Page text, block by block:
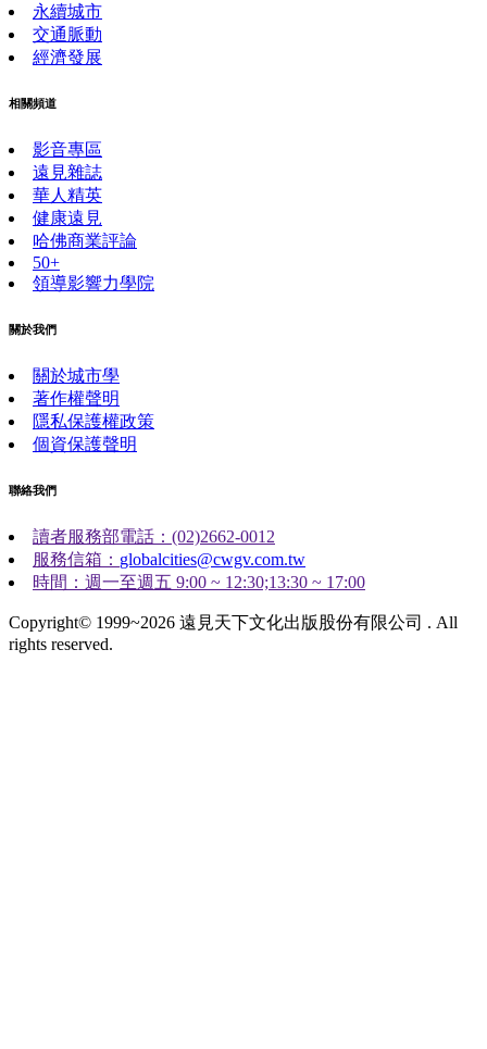
永續城市
交通脈動
經濟發展
相關頻道
影音專區
遠見雜誌
華人精英
健康遠見
哈佛商業評論
50+
領導影響力學院
關於我們
關於城市學
著作權聲明
隱私保護權政策
個資保護聲明
聯絡我們
讀者服務部電話：(02)2662-0012
服務信箱： globalcities@cwgv.com.tw
時間：週一至週五 9:00 ~ 12:30;13:30 ~ 17:00
Copyright© 1999~2026 遠見天下文化出版股份有限公司 . All
rights reserved.